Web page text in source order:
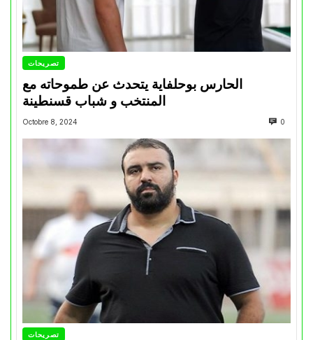
تصريحات
الحارس بوحلفاية يتحدث عن طموحاته مع
المنتخب و شباب قسنطينة
Octobre 8, 2024 0
تصريحات